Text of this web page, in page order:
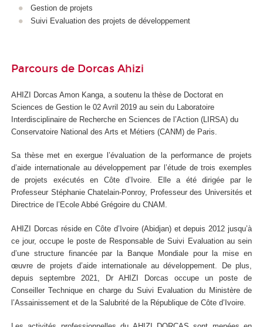
Gestion de projets
Suivi Evaluation des projets de développement
Parcours de Dorcas Ahizi
AHIZI Dorcas Amon Kanga, a soutenu la thèse de Doctorat en
Sciences de Gestion le 02 Avril 2019 au sein du Laboratoire
Interdisciplinaire de Recherche en Sciences de l’Action (LIRSA) du
Conservatoire National des Arts et Métiers (CANM) de Paris.
Sa thèse met en exergue l’évaluation de la performance de projets
d’aide internationale au développement par l’étude de trois exemples
de projets exécutés en Côte d’Ivoire. Elle a été dirigée par le
Professeur Stéphanie Chatelain-Ponroy, Professeur des Universités et
Directrice de l’Ecole Abbé Grégoire du CNAM.
AHIZI Dorcas réside en Côte d’Ivoire (Abidjan) et depuis 2012 jusqu’à
ce jour, occupe le poste de Responsable de Suivi Evaluation au sein
d’une structure financée par la Banque Mondiale pour la mise en
œuvre de projets d’aide internationale au développement. De plus,
depuis septembre 2021, Dr AHIZI Dorcas occupe un poste de
Conseiller Technique en charge du Suivi Evaluation du Ministère de
l’Assainissement et de la Salubrité de la République de Côte d’Ivoire.